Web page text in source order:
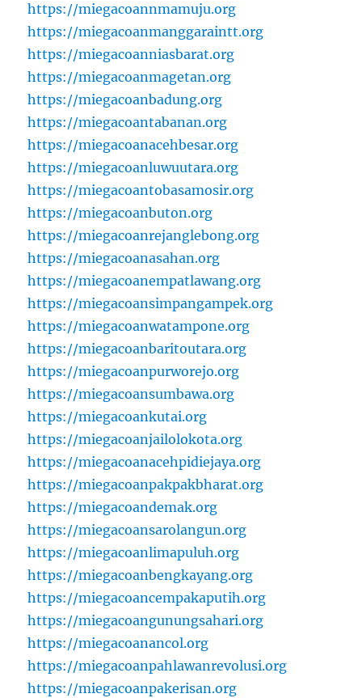
https://miegacoannmamuju.org
https://miegacoanmanggaraintt.org
https://miegacoanniasbarat.org
https://miegacoanmagetan.org
https://miegacoanbadung.org
https://miegacoantabanan.org
https://miegacoanacehbesar.org
https://miegacoanluwuutara.org
https://miegacoantobasamosir.org
https://miegacoanbuton.org
https://miegacoanrejanglebong.org
https://miegacoanasahan.org
https://miegacoanempatlawang.org
https://miegacoansimpangampek.org
https://miegacoanwatampone.org
https://miegacoanbaritoutara.org
https://miegacoanpurworejo.org
https://miegacoansumbawa.org
https://miegacoankutai.org
https://miegacoanjailolokota.org
https://miegacoanacehpidiejaya.org
https://miegacoanpakpakbharat.org
https://miegacoandemak.org
https://miegacoansarolangun.org
https://miegacoanlimapuluh.org
https://miegacoanbengkayang.org
https://miegacoancempakaputih.org
https://miegacoangunungsahari.org
https://miegacoanancol.org
https://miegacoanpahlawanrevolusi.org
https://miegacoanpakerisan.org